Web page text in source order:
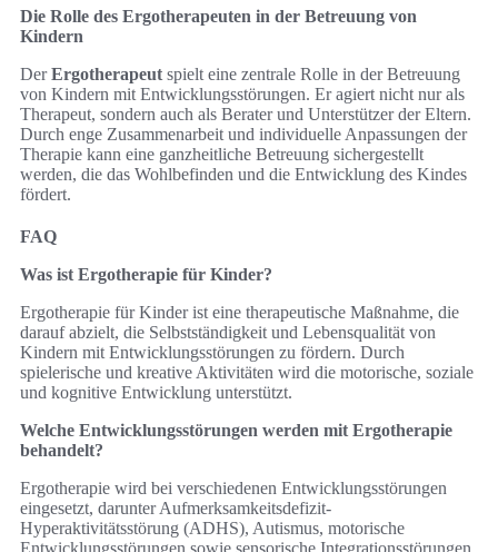
Die Rolle des Ergotherapeuten in der Betreuung von
Kindern
DerErgotherapeut spielt eine zentrale Rolle in der Betreuung
von Kindern mit Entwicklungsstörungen. Er agiert nicht nur als
Therapeut, sondern auch als Berater und Unterstützer der Eltern.
Durch enge Zusammenarbeit und individuelle Anpassungen der
Therapie kann eine ganzheitliche Betreuung sichergestellt
werden, die das Wohlbefinden und die Entwicklung des Kindes
fördert.
FAQ
Was ist Ergotherapie für Kinder?
Ergotherapie für Kinder ist eine therapeutische Maßnahme, die
darauf abzielt, die Selbstständigkeit und Lebensqualität von
Kindern mit Entwicklungsstörungen zu fördern. Durch
spielerische und kreative Aktivitäten wird die motorische, soziale
und kognitive Entwicklung unterstützt.
Welche Entwicklungsstörungen werden mit Ergotherapie
behandelt?
Ergotherapie wird bei verschiedenen Entwicklungsstörungen
eingesetzt, darunter Aufmerksamkeitsdefizit-
Hyperaktivitätsstörung (ADHS), Autismus, motorische
Entwicklungsstörungen sowie sensorische Integrationsstörungen.